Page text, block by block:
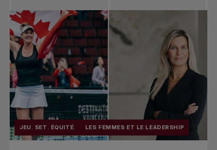
JEU. SET. ÉQUITÉ. LES FEMMES ET LE LEADERSHIP